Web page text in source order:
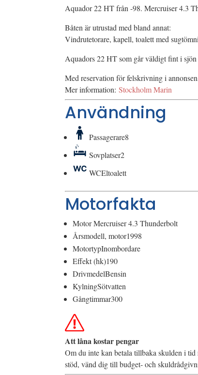
Aquador 22 HT från -98. Mercruiser 4.3
Båten är utrustad med bland annat:
Vindrutetorare, kapell, toalett med
Aquadors 22 HT som går väldigt fint i
Med reservation för felskrivning i
Mer information:Stockholm Marin
Användning
Passagerare8
Sovplatser2
WCEltoalett
Motorfakta
MotorMercruiser 4.3 Thunderbolt
Årsmodell, motor1998
MotortypInombordare
Effekt (hk)190
DrivmedelBensin
KylningSötvatten
Gångtimmar300
Att låna kostar pengar
Om du inte kan betala tillbaka skulden i
stöd, vänd dig till budget- och